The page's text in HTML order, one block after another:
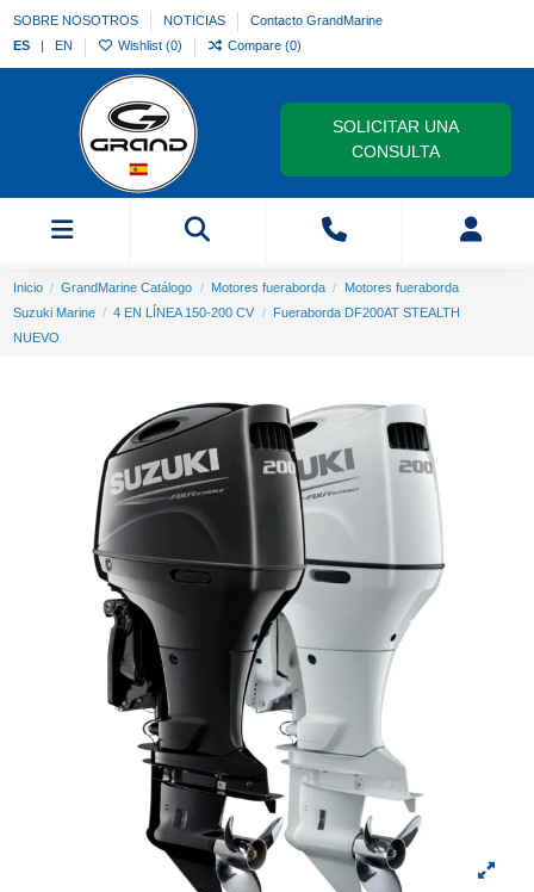
SOBRE NOSOTROS NOTICIAS
Contacto GrandMarine
ES
EN Wishlist (0) Compare (0)
SOLICITAR UNA
CONSULTA
Inicio GrandMarine Catálogo Motores fueraborda
Motores fueraborda
Suzuki Marine
4 EN LÍNEA 150-200 CV
Fueraborda DF200AT STEALTH
NUEVO